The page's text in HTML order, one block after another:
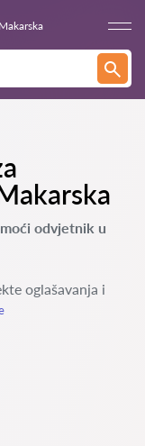
Makarska
odvjetnik u
oglašavanja i